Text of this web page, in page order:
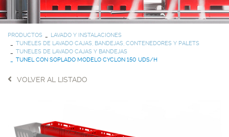
PRODUCTOS
LAVADO Y INSTALACIONES
TUNELES DE LAVADO CAJAS, BANDEJAS, CONTENEDORES Y PALETS
TUNELES DE LAVADO CAJAS Y BANDEJAS
TUNEL CON SOPLADO MODELO CYCLON 150 UDS/H
VOLVER AL LISTADO